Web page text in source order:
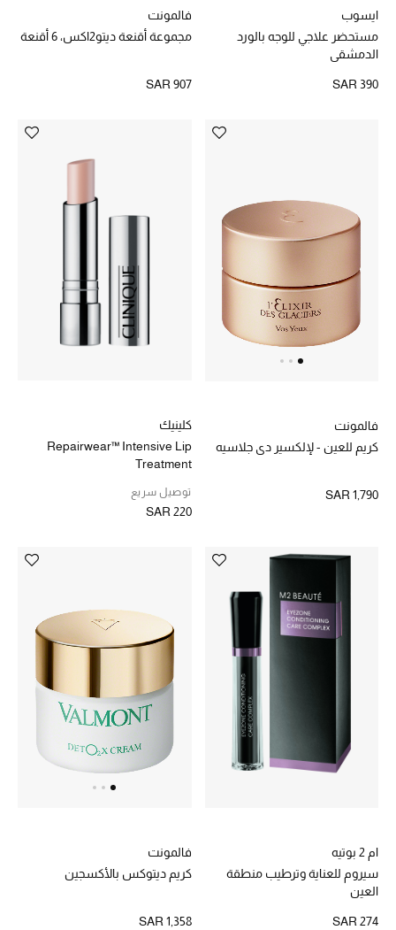
مصممون جدد
حصريات
الأزياء
تعكس توتيمي فن الأناقة السهلة بقطع أساسية راقية
مصممة لتدوم وتتجاوز صيحات الموسم
تسوقوا توتيمي
ايسوب
مستحضر علاجي للوجه بالورد
الدمشقي
SAR 390
فالمونت
مجموعة أقنعة ديتو2اكس، 6 أقنعة
SAR 907
فالمونت
كريم للعين - لإلكسير دي جلاسيه
SAR 1,790
كلينيك
Repairwear™ Intensive Lip
Treatment
توصيل سريع
SAR 220
ام 2 بوتيه
سيروم للعناية وترطيب منطقة
العين
SAR 274
فالمونت
كريم ديتوكس بالأكسجين
SAR 1,358